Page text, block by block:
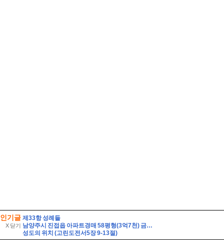
인기글
X 닫기
제33항 성례들
남양주시 진접읍 아파트경매 58평형(3억7천) 금곡리 해밀초등학교인근 신영지웰 10층 유찰2회 급매시세 남양주진접신영지웰아파트 부동산경매 매매
성도의 위치 (고린도전서5장 9-13절)